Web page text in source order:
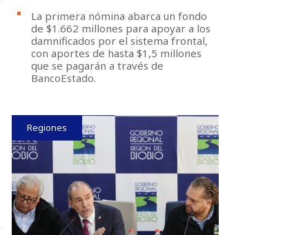
La primera nómina abarca un fondo
de $1.662 millones para apoyar a los
damnificados por el sistema frontal,
con aportes de hasta $1,5 millones
que se pagarán a través de
BancoEstado.
Regiones